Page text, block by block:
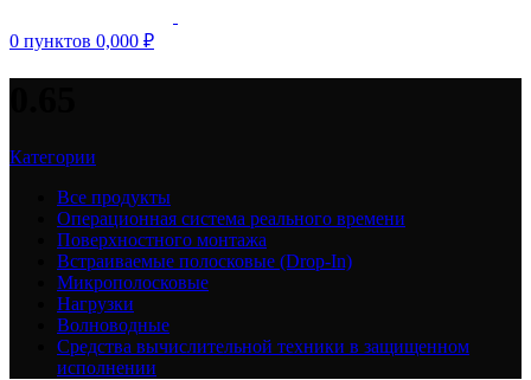
0 пунктов 0,000 ₽
Категории
Все продукты
Операционная система реального времени
Поверхностного монтажа
Встраиваемые полосковые (Drop-In)
Микрополосковые
Нагрузки
Волноводные
Средства вычислительной техники в защищенном
исполнении